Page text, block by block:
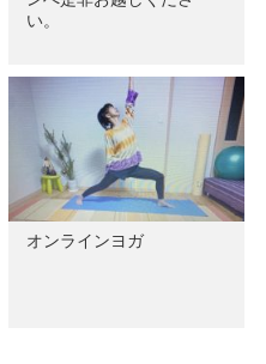
い。
オンラインヨガ